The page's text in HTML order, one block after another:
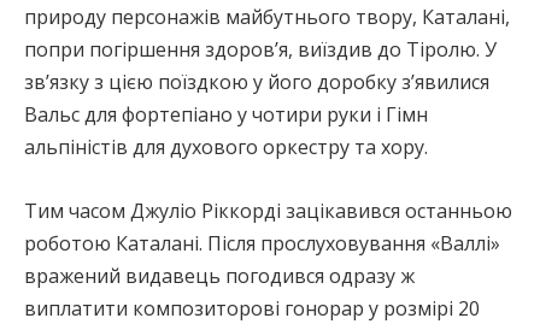
природу персонажів майбутнього твору, Каталані,
попри погіршення здоров’я, виїздив до Тіролю. У
зв’язку з цією поїздкою у його доробку з’явилися
Вальс для фортепіано у чотири руки і Гімн
альпіністів для духового оркестру та хору.
Тим часом Джуліо Ріккорді зацікавився останньою
роботою Каталані. Після прослуховування «Валлі»
вражений видавець погодився одразу ж
виплатити композиторові гонорар у розмірі 20